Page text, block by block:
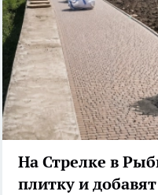
На Стрелке в
плитку и